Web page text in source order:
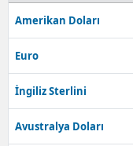
Amerikan Doları
Euro
İngiliz Sterlini
Avustralya Doları